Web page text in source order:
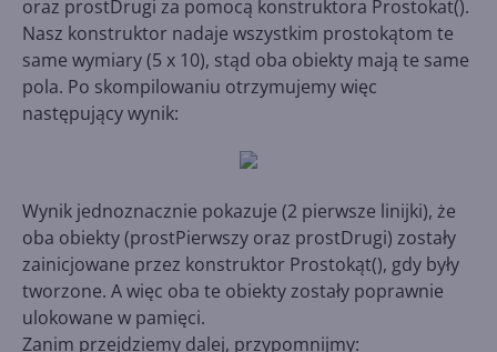
oraz prostDrugi za pomocą konstruktora Prostokat().
Nasz konstruktor nadaje wszystkim prostokątom te
same wymiary (5 x 10), stąd oba obiekty mają te same
pola. Po skompilowaniu otrzymujemy więc
następujący wynik:
Wynik jednoznacznie pokazuje (2 pierwsze linijki), że
oba obiekty (prostPierwszy oraz prostDrugi) zostały
zainicjowane przez konstruktor Prostokąt(), gdy były
tworzone. A więc oba te obiekty zostały poprawnie
ulokowane w pamięci.
Zanim przejdziemy dalej, przypomnijmy: